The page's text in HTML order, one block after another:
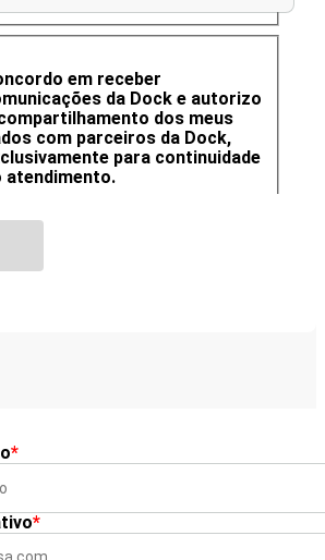
em receber
da Dock e autorizo
dos meus
com parceiros da Dock,
para continuidade
atendimento.
*
*